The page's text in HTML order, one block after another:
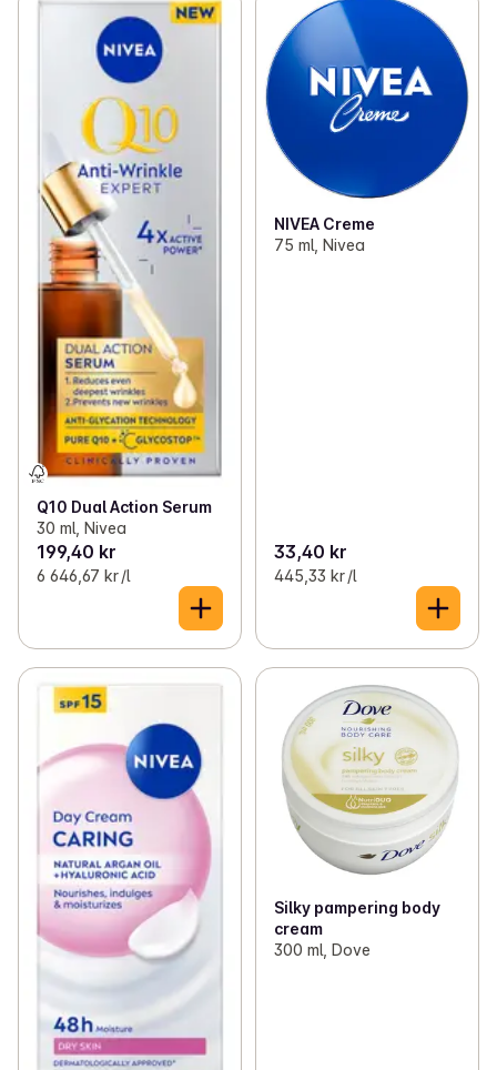
Q10 Dual Action Serum
30 ml, Nivea
199,40 kr
6 646,67 kr /l
NIVEA Creme
75 ml, Nivea
33,40 kr
445,33 kr /l
Silky pampering body
cream
300 ml, Dove